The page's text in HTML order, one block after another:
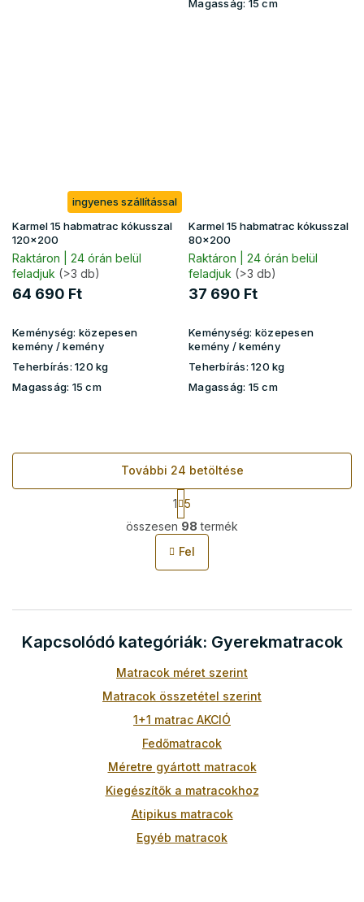
Magasság: 15 cm
ingyenes szállítással
Karmel 15 habmatrac kókusszal
120x200
Raktáron | 24 órán belül
feladjuk (>3 db)
64 690 Ft
Keménység: közepesen
kemény / kemény
Teherbírás: 120 kg
Magasság: 15 cm
Karmel 15 habmatrac kókusszal
80x200
Raktáron | 24 órán belül
feladjuk (>3 db)
37 690 Ft
Keménység: közepesen
kemény / kemény
Teherbírás: 120 kg
Magasság: 15 cm
L
i
s
r
n
í
á
s
l
e
e
i
További 24 betöltése
L
a
p
o
z
1 5
összesen 98 termék
Fel
Kapcsolódó kategóriák: Gyerekmatracok
Matracok méret szerint
Matracok összetétel szerint
1+1 matrac AKCIÓ
Fedőmatracok
Méretre gyártott matracok
Kiegészítők a matracokhoz
Atipikus matracok
Egyéb matracok